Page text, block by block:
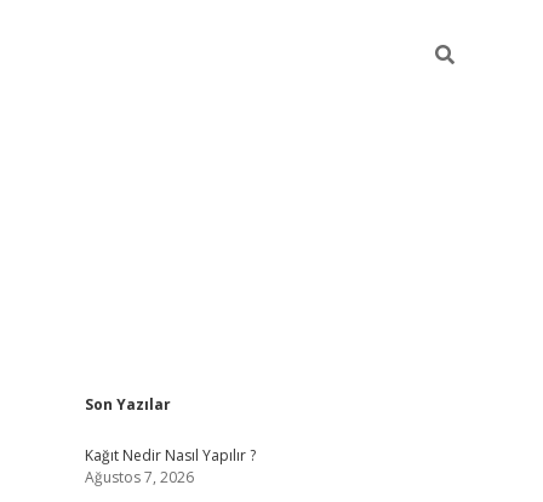
Sidebar
Son Yazılar
Kağıt Nedir Nasıl Yapılır ?
Ağustos 7, 2026